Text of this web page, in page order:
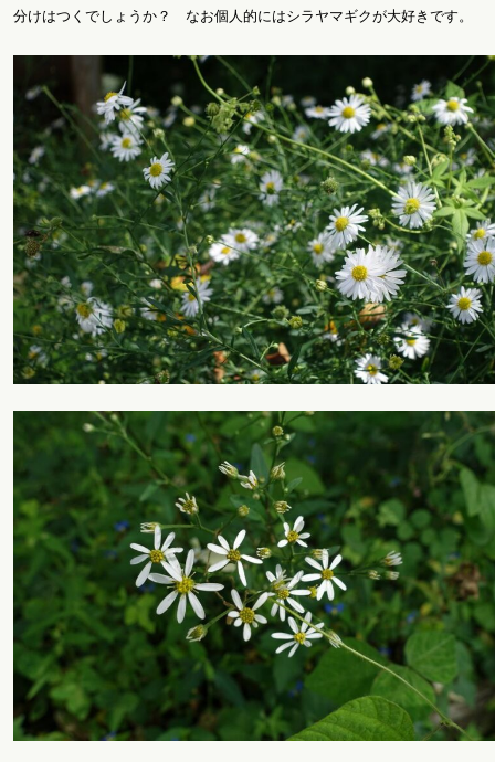
分けはつくでしょうか？ なお個人的にはシラヤマギクが大好きです。